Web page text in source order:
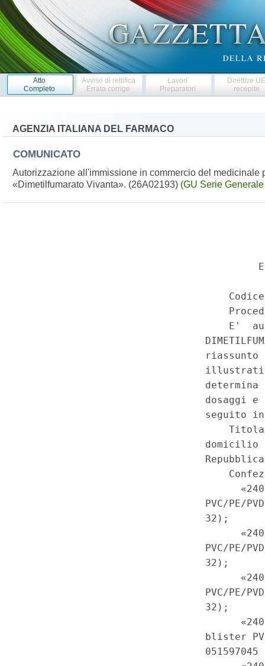
Atto
Completo
Avviso di rettifica
Errata corrige
Lavori
Preparatori
Direttive
recepite
AGENZIA ITALIANA DEL FARMACO
COMUNICATO
Autorizzazione all'immissione in commercio del medicinale
«Dimetilfumarato Vivanta». (26A02193) (GU Serie